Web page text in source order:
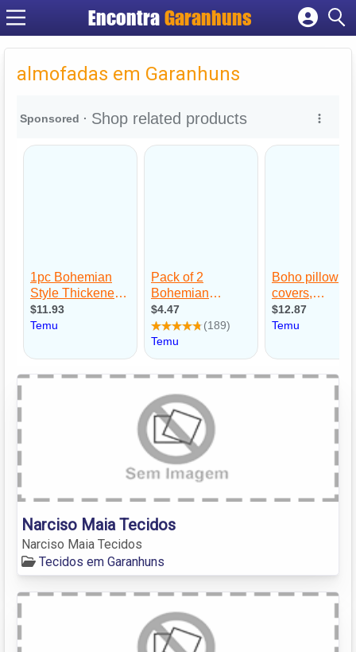
EncontraGaranhuns
Cadastrar empresa
Criar conta
almofadas em Garanhuns
Narciso Maia Tecidos
Narciso Maia Tecidos
Tecidos em Garanhuns